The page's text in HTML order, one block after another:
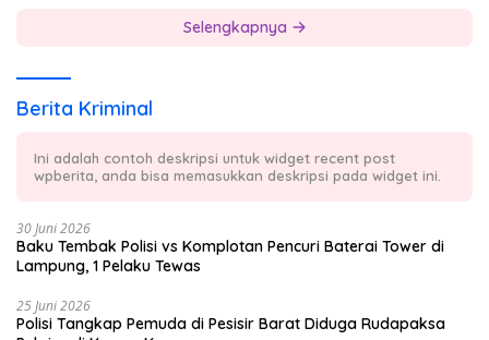
Selengkapnya
Berita Kriminal
Ini adalah contoh deskripsi untuk widget recent post
wpberita, anda bisa memasukkan deskripsi pada widget ini.
30 Juni 2026
Baku Tembak Polisi vs Komplotan Pencuri Baterai Tower di
Lampung, 1 Pelaku Tewas
25 Juni 2026
Polisi Tangkap Pemuda di Pesisir Barat Diduga Rudapaksa